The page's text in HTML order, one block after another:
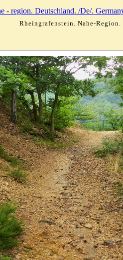
- region. Deutschland. /De/.
Rheingrafenstein. Nahe-Region.